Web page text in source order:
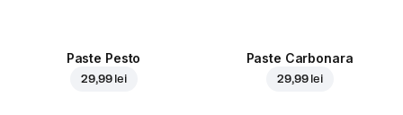
Paste Pesto
29,99 lei
Paste Carbonara
29,99 lei